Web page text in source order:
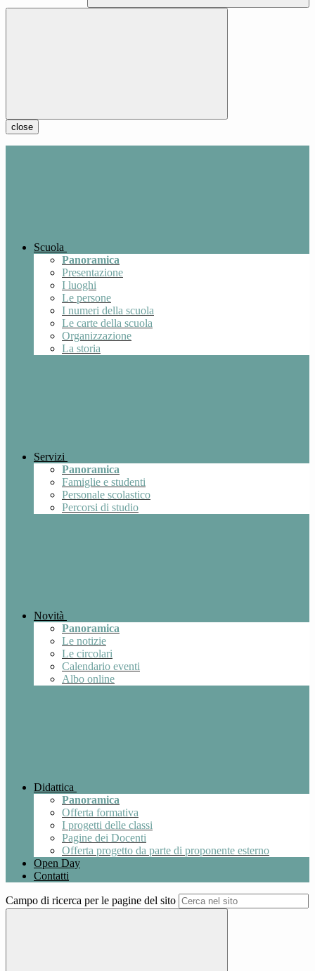
close
Scuola
Panoramica
Presentazione
I luoghi
Le persone
I numeri della scuola
Le carte della scuola
Organizzazione
La storia
Servizi
Panoramica
Famiglie e studenti
Personale scolastico
Percorsi di studio
Novità
Panoramica
Le notizie
Le circolari
Calendario eventi
Albo online
Didattica
Panoramica
Offerta formativa
I progetti delle classi
Pagine dei Docenti
Offerta progetto da parte di proponente esterno
Open Day
Contatti
Campo di ricerca per le pagine del sito